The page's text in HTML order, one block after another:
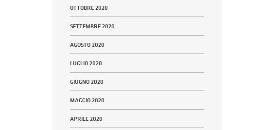
OTTOBRE 2020
SETTEMBRE 2020
AGOSTO 2020
LUGLIO 2020
GIUGNO 2020
MAGGIO 2020
APRILE 2020